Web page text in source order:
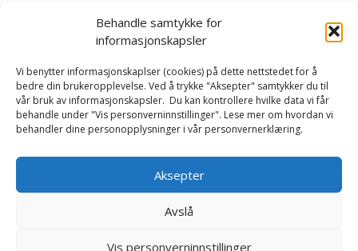
Behandle samtykke for
informasjonskapsler
Vi benytter informasjonskaplser (cookies) på dette nettstedet for å
bedre din brukeropplevelse. Ved å trykke "Aksepter" samtykker du til
vår bruk av informasjonskapsler. Du kan kontrollere hvilke data vi får
behandle under "Vis personverninnstillinger". Lese mer om hvordan vi
behandler dine personopplysninger i vår personvernerklæring.
Aksepter
Avslå
Vis personverninnstillinger
Archives
Følg oss